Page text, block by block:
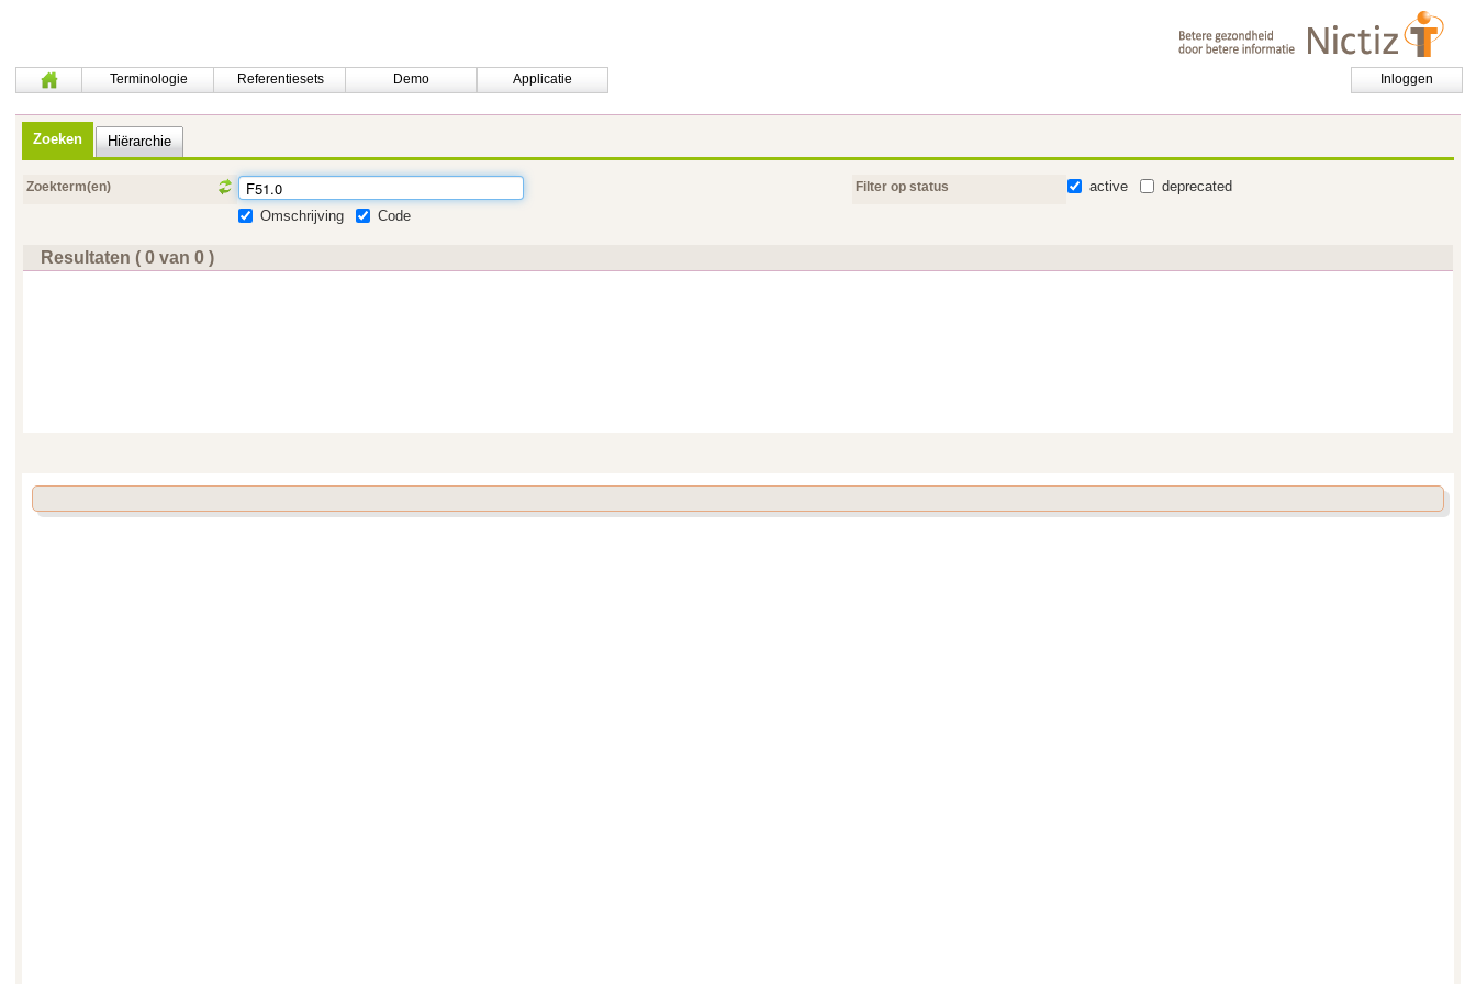
Terminologie Referentiesets Demo Applicatie Inloggen
Zoeken Hiërarchie
Zoekterm(en) Filter op status active
deprecated
Omschrijving
Code
Resultaten ( 0 van 0 )